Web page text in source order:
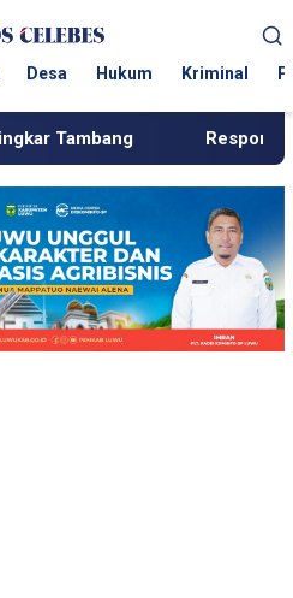
Desa Hukum Kriminal
Respons Cepat KJM PT